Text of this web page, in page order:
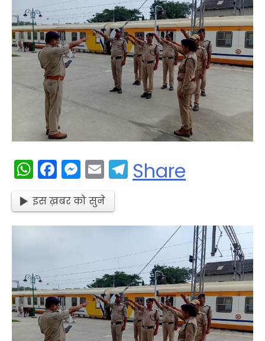
WhatsApp
Facebook
Messenger
EmailTelegram
Share
इस ख़बर को सुने